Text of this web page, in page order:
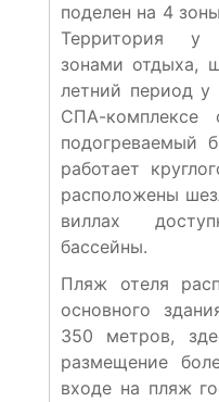
поделен на 4
Территория у
зонами отдыха,
летний период у
СПА-комплексе
подогреваемый
работает
расположены
виллах
бассейны.
Пляж отеля
основного
350 метров,
размещение
входе на пляж